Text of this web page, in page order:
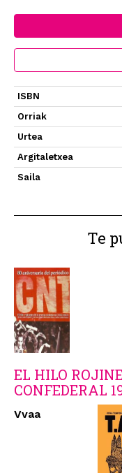
ISBN
Orriak
Urtea
Argitaletxea
Saila
Te
EL HILO
CONFEDERAL
Vvaa